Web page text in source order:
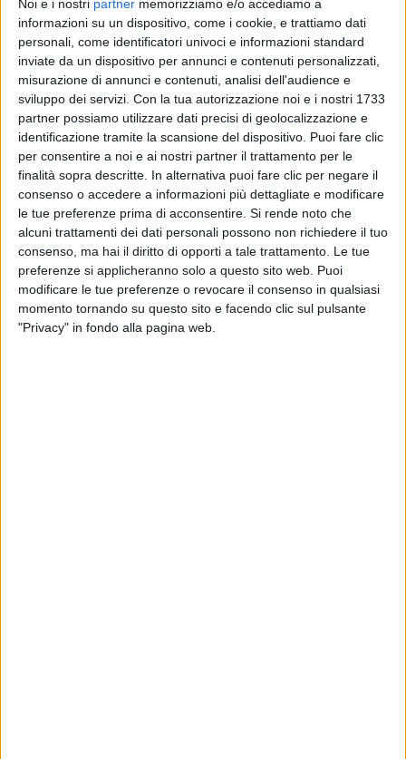
Noi e i nostri partner memorizziamo e/o accediamo a
informazioni su un dispositivo, come i cookie, e trattiamo dati
personali, come identificatori univoci e informazioni standard
inviate da un dispositivo per annunci e contenuti personalizzati,
misurazione di annunci e contenuti, analisi dell'audience e
sviluppo dei servizi. Con la tua autorizzazione noi e i nostri 1733
partner possiamo utilizzare dati precisi di geolocalizzazione e
identificazione tramite la scansione del dispositivo. Puoi fare clic
per consentire a noi e ai nostri partner il trattamento per le
finalità sopra descritte. In alternativa puoi fare clic per negare il
consenso o accedere a informazioni più dettagliate e modificare
le tue preferenze prima di acconsentire. Si rende noto che
alcuni trattamenti dei dati personali possono non richiedere il tuo
consenso, ma hai il diritto di opporti a tale trattamento. Le tue
preferenze si applicheranno solo a questo sito web. Puoi
modificare le tue preferenze o revocare il consenso in qualsiasi
momento tornando su questo sito e facendo clic sul pulsante
"Privacy" in fondo alla pagina web.
Visualizza questo post su Instagram